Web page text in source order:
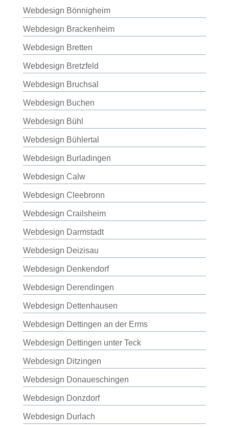
Webdesign Bönnigheim
Webdesign Brackenheim
Webdesign Bretten
Webdesign Bretzfeld
Webdesign Bruchsal
Webdesign Buchen
Webdesign Bühl
Webdesign Bühlertal
Webdesign Burladingen
Webdesign Calw
Webdesign Cleebronn
Webdesign Crailsheim
Webdesign Darmstadt
Webdesign Deizisau
Webdesign Denkendorf
Webdesign Derendingen
Webdesign Dettenhausen
Webdesign Dettingen an der Erms
Webdesign Dettingen unter Teck
Webdesign Ditzingen
Webdesign Donaueschingen
Webdesign Donzdorf
Webdesign Durlach